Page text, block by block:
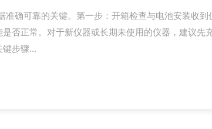
确可靠的关键。第一步：开箱检查与电池安装收到
否正常。对于新仪器或长期未使用的仪器，建议先
步骤...